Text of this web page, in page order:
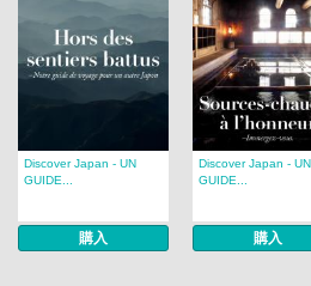
Discover Japan - UN
GUIDE...
購入
Discover Japan - UN
GUIDE...
購入